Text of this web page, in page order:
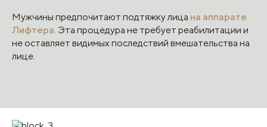
Мужчины предпочитают подтяжку лица на аппарате
Лифтера. Эта процедура не требует реабилитации и
не оставляет видимых последствий вмешательства на
лице.